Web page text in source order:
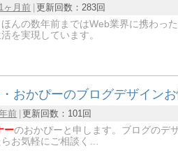
ヶ月前 更新回数：283回
んの数年前まではWeb業界に携わっ
を実現しています。
おかぴーのブログデザイン
前 更新回数： 101回
ーのおかぴーと申します。ブログのデ
お気軽にご相談く…